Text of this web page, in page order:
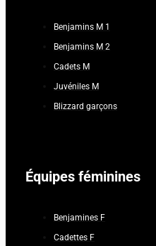
Benjamins M 1
Benjamins M 2
Cadets M
Juvéniles M
Blizzard garçons
Équipes féminines
Benjamines F
Cadettes F